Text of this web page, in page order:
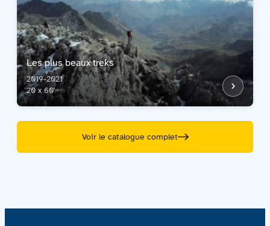
Les plus beaux treks
2019-2021
20 x 60'
Voir le catalogue complet